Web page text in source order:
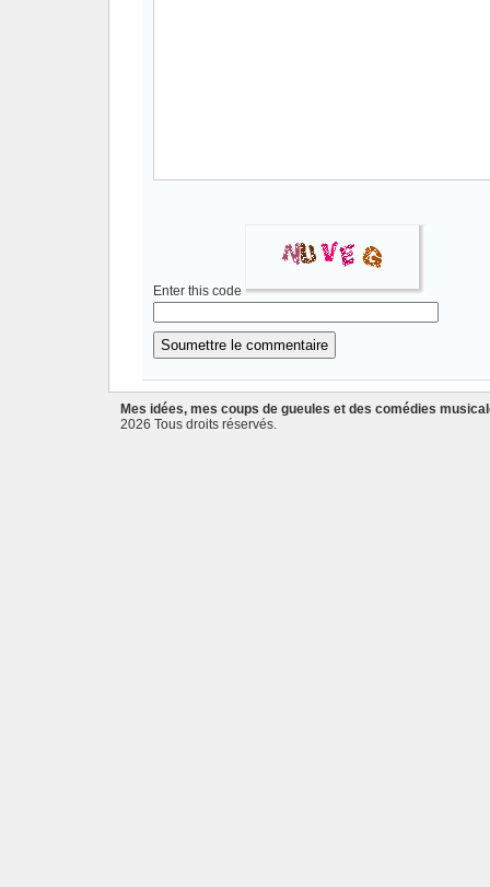
Enter this code
Mes idées, mes coups de gueules et des comédies
2026 Tous droits réservés.